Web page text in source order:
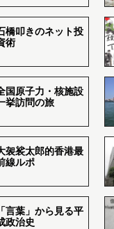
橋叩きのネット投
術
国原子力・核施設
挙訪問の旅
袈裟太郎的香港最
線ルポ
「言葉」から見る平
政治史